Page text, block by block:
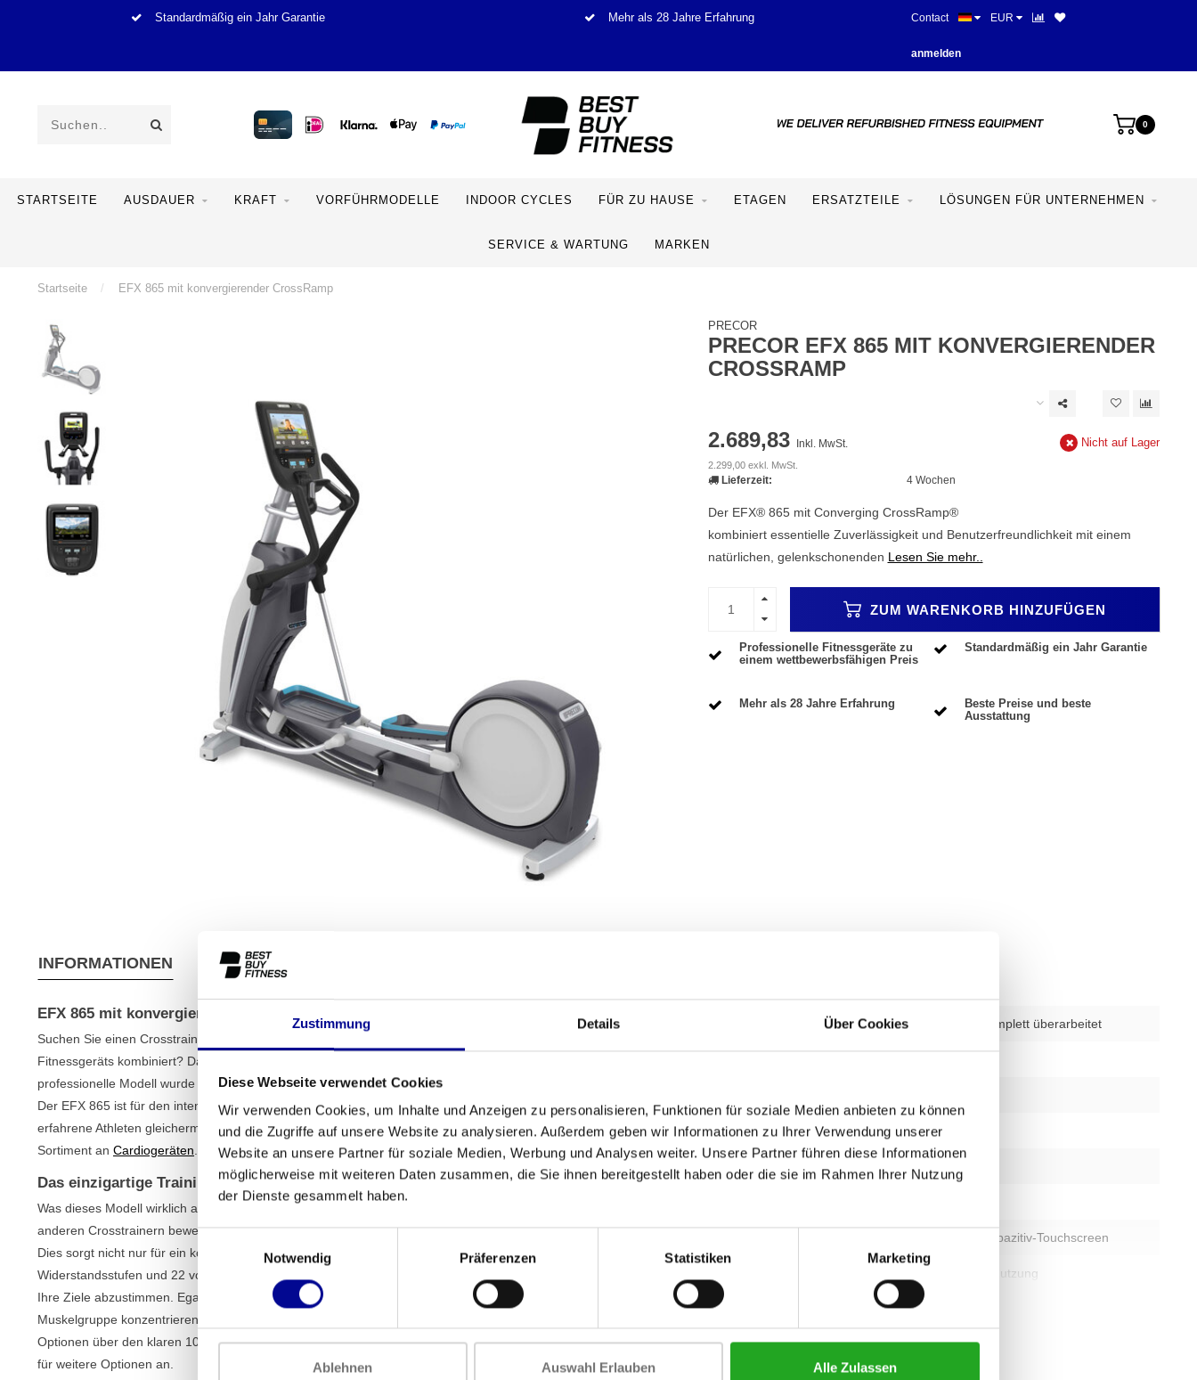
Zustimmung Details Über Cookies
Diese Webseite verwendet Cookies
Wir verwenden Cookies, um Inhalte und Anzeigen zu personalisieren, Funktionen für soziale Medien anbieten zu können
und die Zugriffe auf unsere Website zu analysieren. Außerdem geben wir Informationen zu Ihrer Verwendung unserer
Website an unsere Partner für soziale Medien, Werbung und Analysen weiter. Unsere Partner führen diese Informationen
möglicherweise mit weiteren Daten zusammen, die Sie ihnen bereitgestellt haben oder die sie im Rahmen Ihrer Nutzung
der Dienste gesammelt haben.
Einwilligungsauswahl
Notwendig
Präferenzen Statistiken Marketing
Ablehnen Auswahl Erlauben Alle Zulassen
Standardmäßig ein Jahr Garantie Mehr als 28 Jahre Erfahrung Beste Preise und beste
Contact EUR
anmelden
0
STARTSEITE AUSDAUER KRAFT VORFÜHRMODELLE INDOOR CYCLES FÜR ZU HAUSE ETAGEN ERSATZTEILE LÖSUNGEN FÜR UNTERNEHMEN
SERVICE & WARTUNG MARKEN
Startseite / EFX 865 mit konvergierender CrossRamp
PRECOR
PRECOR EFX 865 MIT KONVERGIERENDER
CROSSRAMP
2.689,83 Inkl. MwSt.
2.299,00 exkl. MwSt.
Nicht auf Lager
Lieferzeit: 4 Wochen
Der EFX® 865 mit Converging CrossRamp®
kombiniert essentielle Zuverlässigkeit und Benutzerfreundlichkeit mit einem
natürlichen, gelenkschonenden Lesen Sie mehr..
ZUM WARENKORB HINZUFÜGEN
Professionelle Fitnessgeräte zu
einem wettbewerbsfähigen Preis
Standardmäßig ein Jahr Garantie
Mehr als 28 Jahre Erfahrung
Beste Preise und beste
Ausstattung
INFORMATIONEN EIGENSCHAFTEN
EFX 865 mit konvergierender CrossRamp
Suchen Sie einen Crosstrainer, der eine geschmeidige, natürliche Bewegung mit der robusten Qualität eines
Fitnessgeräts kombiniert? Dann ist der
professionelle Modell wurde von uns vollständig überholt, sodass Sie Top-Qualität zu einem fairen Preis erhalten.
Der EFX 865 ist für den intensiven Gebrauch konzipiert und bietet ein hervorragendes Training für Anfänger und
erfahrene Athleten gleichermaßen. Entdecken Sie die Qualität vonPrecor Fitnessgeräten
in unserem breiten
Sortiment an Cardiogeräten
Das einzigartige Training des EFX 865 mit konvergierender CrossRamp
Was dieses Modell wirklich auszeichnet, ist die Converging CrossRamp® Technologie. Im Gegensatz zu vielen
anderen Crosstrainern bewegen sich die Pedale aufeinander zu, was Ihr natürliches Gangbild perfekt nachahmt.
Dies sorgt nicht nur für ein komfortableres Training, sondern reduziert auch die Belastung Ihrer Gelenke. Mit 20
Widerstandsstufen und 22 vorprogrammierten Trainingseinheiten haben Sie die volle Freiheit, Ihr Workout auf
Ihre Ziele abzustimmen. Egal, ob Sie sich auf Fettverbrennung, Konditionsverbesserung oder eine bestimmte
Muskelgruppe konzentrieren, Sie finden immer die richtige Herausforderung. Sie navigieren einfach durch alle
Optionen über den klaren 10-Zoll-Touchscreen. Sehen Sie sich auch unser gesamtesAngebot an Crosstrainern
für weitere Optionen an.
verwendet – komplett überarbeitet
Brustgurt möglich Ja
Herzfrequenzfunktion Ja
10-Zoll-LCD-Kapazitiv-Touchscreen
Professionelle Nutzung
alle eigenschaften